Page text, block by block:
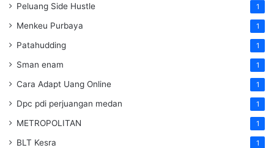
Peluang Side Hustle 1
Menkeu Purbaya 1
Patahudding 1
Sman enam 1
Cara Adapt Uang Online 1
Dpc pdi perjuangan medan 1
METROPOLITAN 1
BLT Kesra 1